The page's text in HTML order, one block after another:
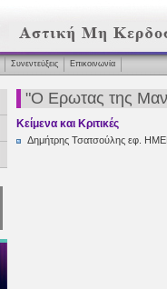
Συνεντεύξεις Επικοινωνία
"Ο Ερωτας της
Κείμενα και Κριτικές
Δημήτρης Τσατσούλης εφ.